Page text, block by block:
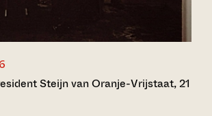
Steijn van Oranje-Vrijstaat, 21